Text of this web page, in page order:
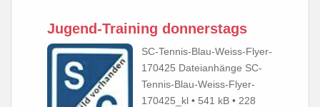
Jugend-Training donnerstags
SC-Tennis-Blau-Weiss-Flyer-
170425 Dateianhänge SC-
Tennis-Blau-Weiss-Flyer-
170425_kl • 541 kB • 228